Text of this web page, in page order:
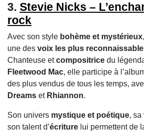
3. Stevie Nicks –
rock
Avec son style bohème et mystérieux,
une des voix les plus
Chanteuse etcompositrice du
Fleetwood Mac, elle participe à
des plus vendus de tous les temps,
Dreams et Rhiannon.
Son univers mystique et poétique, sa
son talent d’écriture lui permettent de